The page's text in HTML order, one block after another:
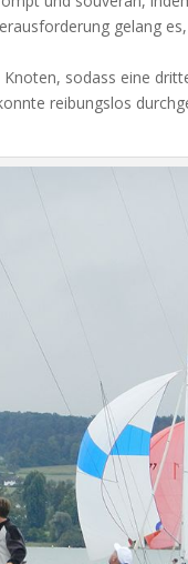
gelang
sodass eine
reibungslos